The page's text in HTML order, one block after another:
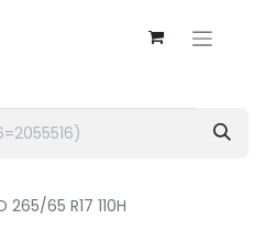
265/65 R17 110H